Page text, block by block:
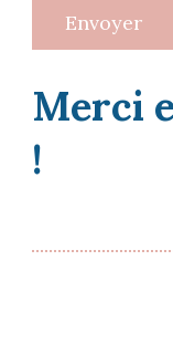
Envoyer
Merci
!